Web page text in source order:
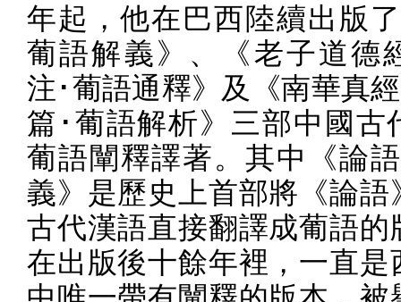
年起，他在巴西陸續出版
葡語解義》、《老子道德
注･葡語通釋》及《南華真經
篇･葡語解析》三部中國古
葡語闡釋譯著。其中《論
義》是歷史上首部將《論語
古代漢語直接翻譯成葡語的
在出版後十餘年裡，一直是